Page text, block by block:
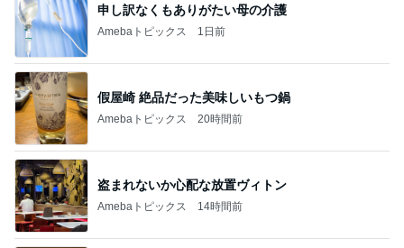
申し訳なくもありがたい母の介護
Amebaトピックス 1日前
假屋崎 絶品だった美味しいもつ鍋
Amebaトピックス 20時間前
盗まれないか心配な放置ヴィトン
Amebaトピックス 14時間前